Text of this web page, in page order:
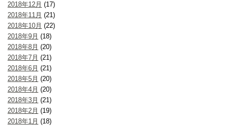
2018年12月 (17)
2018年11月 (21)
2018年10月 (22)
2018年9月 (18)
2018年8月 (20)
2018年7月 (21)
2018年6月 (21)
2018年5月 (20)
2018年4月 (20)
2018年3月 (21)
2018年2月 (19)
2018年1月 (18)